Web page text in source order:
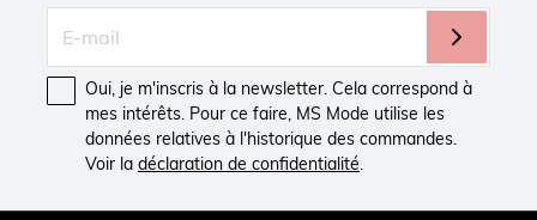
Oui, je m'inscris à la newsletter. Cela correspond à
mes intérêts. Pour ce faire, MS Mode utilise les
données relatives à l'historique des commandes.
Voir la déclaration de confidentialité.